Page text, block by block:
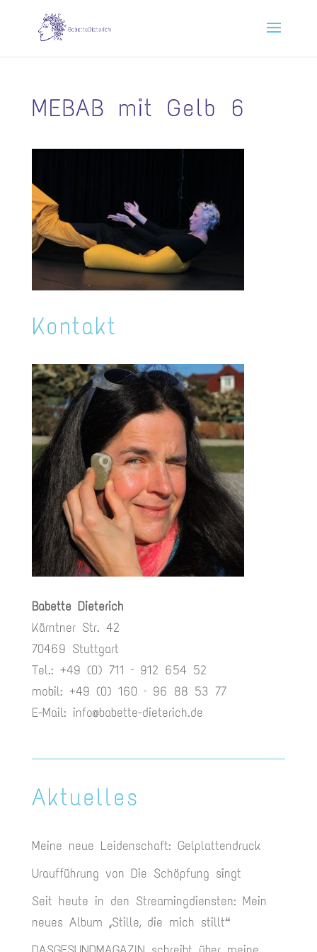
MEBAB mit Gelb 6
Kontakt
Babette Dieterich
Kärntner Str. 42
70469 Stuttgart
Tel.: +49 (0) 711 – 912 654 52
mobil: +49 (0) 160 – 96 88 53 77
E-Mail: info@babette-dieterich.de
Aktuelles
Meine neue Leidenschaft: Gelplattendruck
Uraufführung von Die Schöpfung singt
Seit heute in den Streamingdiensten: Mein
neues Album „Stille, die mich stillt“